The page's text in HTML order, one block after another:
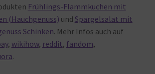
Frühlings-Flammkuchen mit
(Hauchgenuss) und Spargelsalat mit
Schinken. Mehr Infos auch auf
, wikihow, reddit, fandom,
.